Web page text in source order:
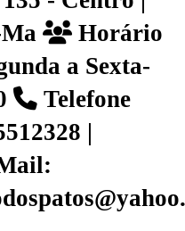
Horário
a Sexta-
Telefone
|